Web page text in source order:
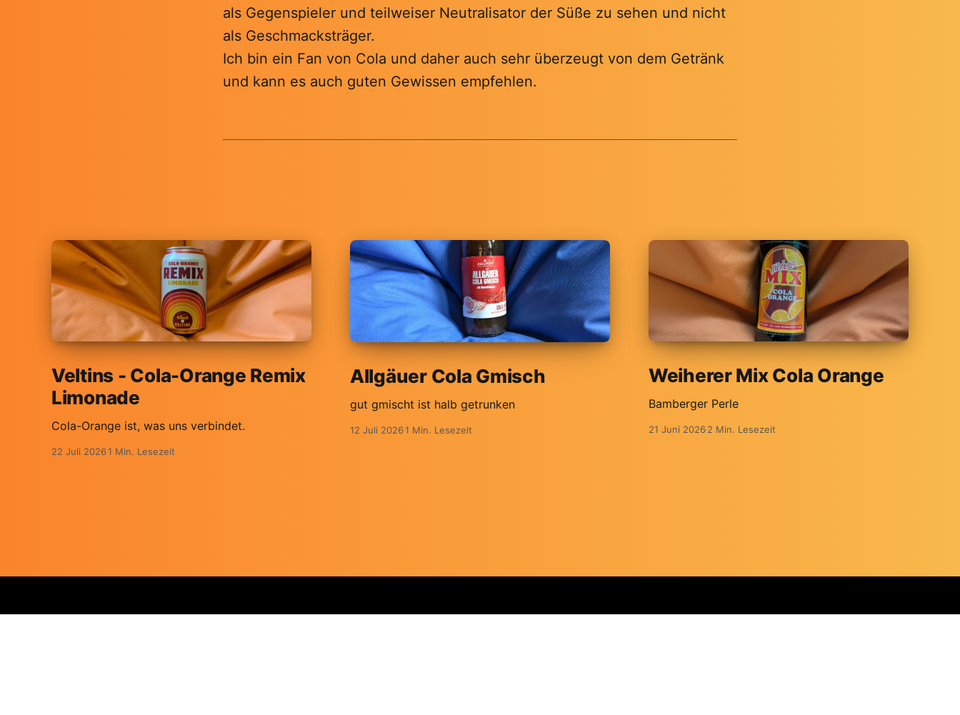
als Gegenspieler und teilweiser Neutralisator der Süße zu sehen und nicht
als Geschmacksträger.
Ich bin ein Fan von Cola und daher auch sehr überzeugt von dem Getränk
und kann es auch guten Gewissen empfehlen.
Veltins - Cola-Orange Remix
Limonade
Cola-Orange ist, was uns verbindet.
22 Juli 20261 Min. Lesezeit
Allgäuer Cola Gmisch
gut gmischt ist halb getrunken
12 Juli 20261 Min. Lesezeit
Weiherer Mix Cola Orange
Bamberger Perle
21 Juni 20262 Min. Lesezeit